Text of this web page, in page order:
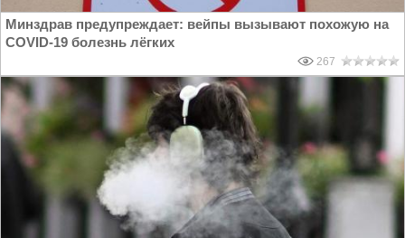
Минздрав предупреждает: вейпы вызывают похожую на
COVID-19 болезнь лёгких
267